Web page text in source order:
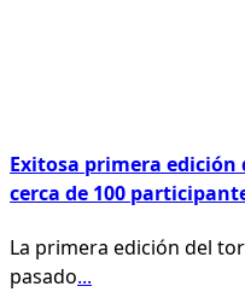
Exitosa primera edición
cerca de 100
La primera edición del
pasado...